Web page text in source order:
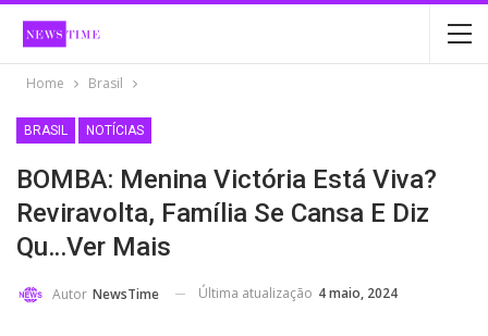
Home Brasil
BRASIL NOTÍCIAS
BOMBA: Menina Victória Está Viva?
Reviravolta, Família Se Cansa E Diz
Qu…Ver Mais
Autor NewsTime Última atualização 4 maio, 2024